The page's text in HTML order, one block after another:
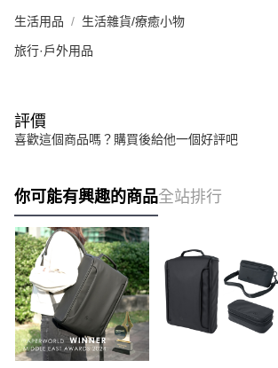
生活用品 生活雜貨/療癒小物
旅行·戶外用品
評價
喜歡這個商品嗎？購買後給他一個好評吧
你可能有興趣的商品全站排行